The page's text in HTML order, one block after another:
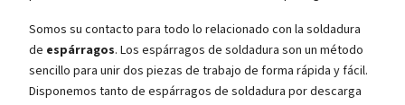
Somos su contacto para todo lo relacionado con la soldadura
de espárragos. Los espárragos de soldadura son un método
sencillo para unir dos piezas de trabajo de forma rápida y fácil.
Disponemos tanto de espárragos de soldadura por descarga